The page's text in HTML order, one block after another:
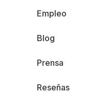
Empleo
Blog
Prensa
Reseñas